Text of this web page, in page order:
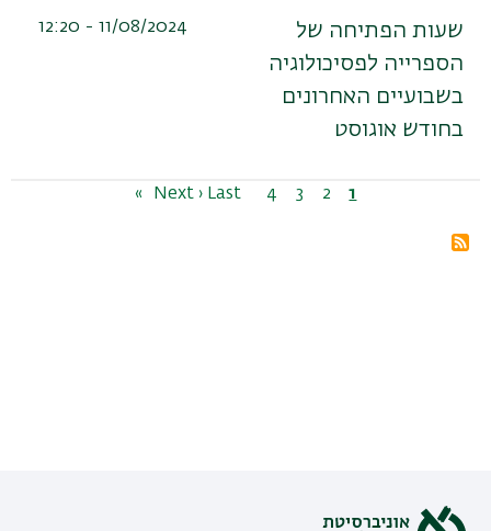
שעות הפתיחה של
הספרייה לפסיכולוגיה
בשבועיים האחרונים
בחודש אוגוסט
11/08/2024 - 12:20
דף
1 דף
2 דף
3 דף
4
הדף
Next ›
הדף Last »
מנוי